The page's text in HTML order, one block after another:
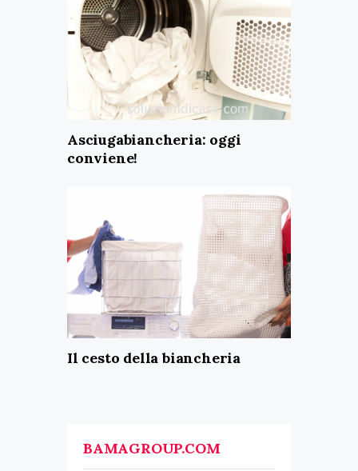
Asciugabiancheria: oggi
conviene!
Il cesto della biancheria
BAMAGROUP.COM